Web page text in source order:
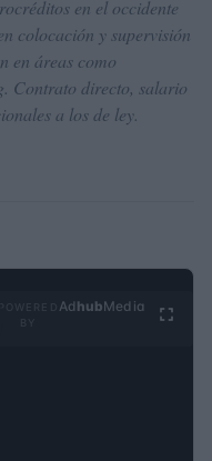
en el occidente
colocación y supervisión
en áreas como
Contrato directo, salario
a los de ley.
Ad hubMedia